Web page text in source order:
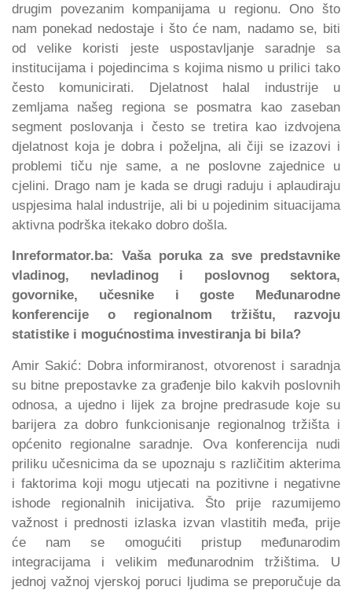
drugim povezanim kompanijama u regionu. Ono što
nam ponekad nedostaje i što će nam, nadamo se, biti
od velike koristi jeste uspostavljanje saradnje sa
institucijama i pojedincima s kojima nismo u prilici tako
često komunicirati. Djelatnost halal industrije u
zemljama našeg regiona se posmatra kao zaseban
segment poslovanja i često se tretira kao izdvojena
djelatnost koja je dobra i poželjna, ali čiji se izazovi i
problemi tiču nje same, a ne poslovne zajednice u
cjelini. Drago nam je kada se drugi raduju i aplaudiraju
uspjesima halal industrije, ali bi u pojedinim situacijama
aktivna podrška itekako dobro došla.
Inreformator.ba: Vaša poruka za sve predstavnike
vladinog, nevladinog i poslovnog sektora,
govornike, učesnike i goste Međunarodne
konferencije o regionalnom tržištu, razvoju
statistike i mogućnostima investiranja bi bila?
Amir Sakić: Dobra informiranost, otvorenost i saradnja
su bitne prepostavke za građenje bilo kakvih poslovnih
odnosa, a ujedno i lijek za brojne predrasude koje su
barijera za dobro funkcionisanje regionalnog tržišta i
općenito regionalne saradnje. Ova konferencija nudi
priliku učesnicima da se upoznaju s različitim akterima
i faktorima koji mogu utjecati na pozitivne i negativne
ishode regionalnih inicijativa. Što prije razumijemo
važnost i prednosti izlaska izvan vlastitih međa, prije
će nam se omogućiti pristup međunarodim
integracijama i velikim međunarodnim tržištima. U
jednoj važnoj vjerskoj poruci ljudima se preporučuje da